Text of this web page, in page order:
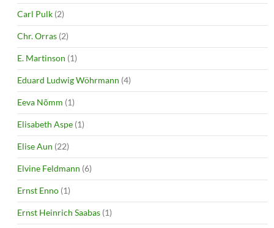
Carl Pulk (2)
Chr. Orras (2)
E. Martinson (1)
Eduard Ludwig Wöhrmann (4)
Eeva Nõmm (1)
Elisabeth Aspe (1)
Elise Aun (22)
Elvine Feldmann (6)
Ernst Enno (1)
Ernst Heinrich Saabas (1)